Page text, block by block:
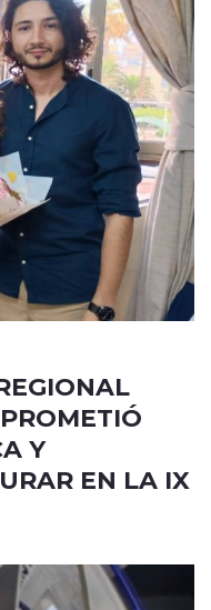
Y
EN LA IX